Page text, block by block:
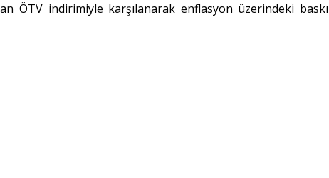
ÖTV indirimiyle karşılanarak enflasyon üzerindeki baskı